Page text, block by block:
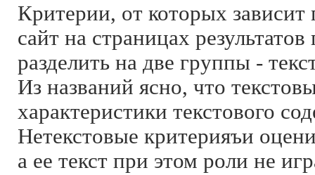
Критерии, от которых
сайт на страницах
разделить на две группы -
Из названий ясно, что
характеристики текстового
Нетекстовые критерияъи
а ее текст при этом роли не